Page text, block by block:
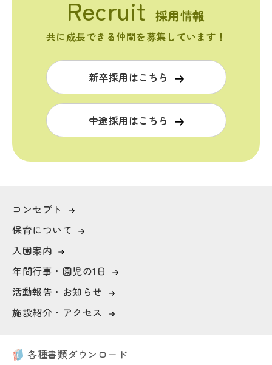
採用情報
共に成長できる仲間を募集しています！
新卒採用はこちら
中途採用はこちら
コンセプト
保育について
入園案内
年間行事・園児の1日
活動報告・お知らせ
施設紹介・アクセス
各種書類ダウンロード